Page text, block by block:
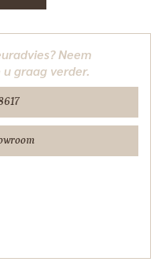
Neem
graag verder.